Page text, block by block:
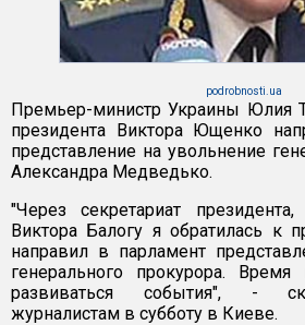
podrobnosti.ua
Премьер-министр Украины Юлия
президента Виктора Ющенко
представление на увольнение
Александра Медведько.
"Через секретариат президента,
Виктора Балогу я обратилась к
направил в парламент
генерального прокурора.
развиваться события", -
журналистам в субботу в Киеве.